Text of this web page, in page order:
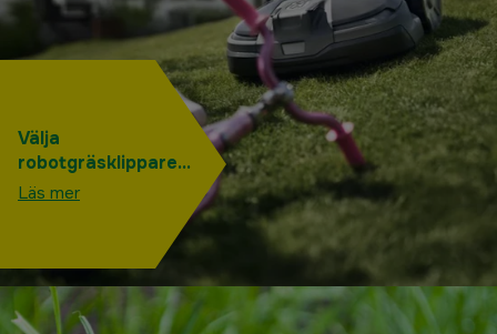
Välja
robotgräsklippare
utan slinga - 5
robotgräsklippare
Läs mer